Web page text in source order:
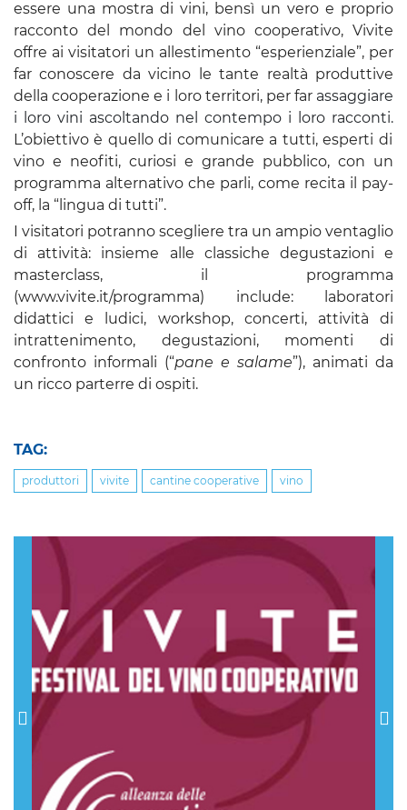
essere una mostra di vini, bensì un vero e proprio
racconto del mondo del vino cooperativo, Vivite
offre ai visitatori un allestimento “esperienziale”, per
far conoscere da vicino le tante realtà produttive
della cooperazione e i loro territori, per far assaggiare
i loro vini ascoltando nel contempo i loro racconti.
L’obiettivo è quello di comunicare a tutti, esperti di
vino e neofiti, curiosi e grande pubblico, con un
programma alternativo che parli, come recita il pay-
off, la “lingua di tutti”.
I visitatori potranno scegliere tra un ampio ventaglio
di attività: insieme alle classiche degustazioni e
masterclass, il programma
(www.vivite.it/programma) include: laboratori
didattici e ludici, workshop, concerti, attività di
intrattenimento, degustazioni, momenti di
confronto informali (“pane e salame”), animati da
un ricco parterre di ospiti.
TAG:
produttori vivite cantine cooperative vino
Previous